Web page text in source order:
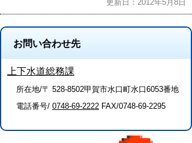
更新日：2012年5月8日
お問い合わせ先
上下水道総務課
所在地/〒 528-8502甲賀市水口町水口6053番地
電話番号/ 0748-69-2222 FAX/0748-69-2295